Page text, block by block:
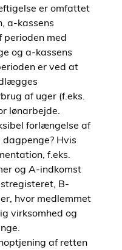
er omfattet
a-kassens
perioden med
og a-kassens
er ved at
af uger (f.eks.
lønarbejde.
forlængelse af
Hvis
f.eks.
og A-indkomst
B-
hvor medlemmet
virksomhed og
af retten